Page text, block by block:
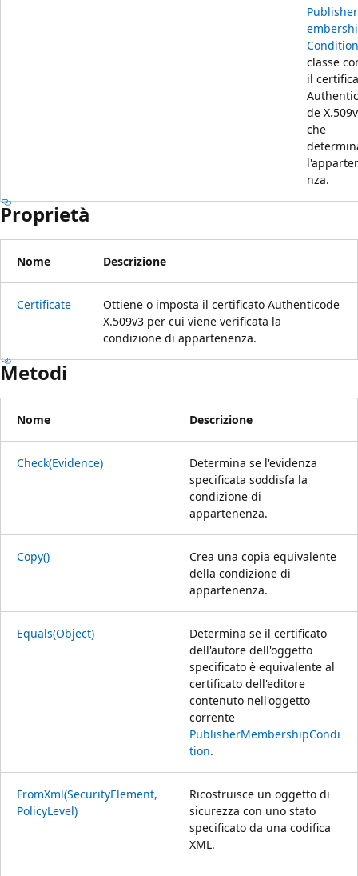
Condition
classe
il
de
che
nza.
Proprietà
Nome Descrizione
Certificate
Ottiene o imposta il certificato Authenticode
X.509v3 per cui viene verificata la
condizione di appartenenza.
Metodi
Nome Descrizione
Check(Evidence)
Determina se l'evidenza
specificata soddisfa la
condizione di
appartenenza.
Copy()
Crea una copia equivalente
della condizione di
appartenenza.
Equals(Object)
Determina se il certificato
dell'autore dell'oggetto
specificato è equivalente al
certificato dell'editore
contenuto nell'oggetto
corrente
PublisherMembershipCondi
tion.
FromXml(SecurityElement,
PolicyLevel)
Ricostruisce un oggetto di
sicurezza con uno stato
specificato da una codifica
XML.